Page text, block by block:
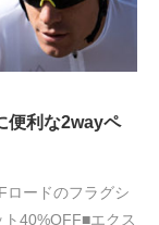
便利な2wayペ
ロードのフラグシ
40%OFF■エクス